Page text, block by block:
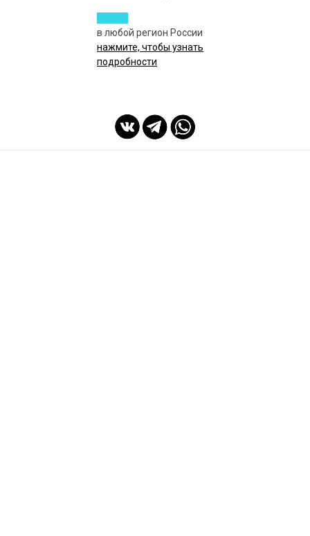
в любой регион России
нажмите, чтобы узнать
подробности